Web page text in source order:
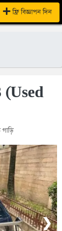
ফ্রি বিজ্ঞাপন দিন
❯